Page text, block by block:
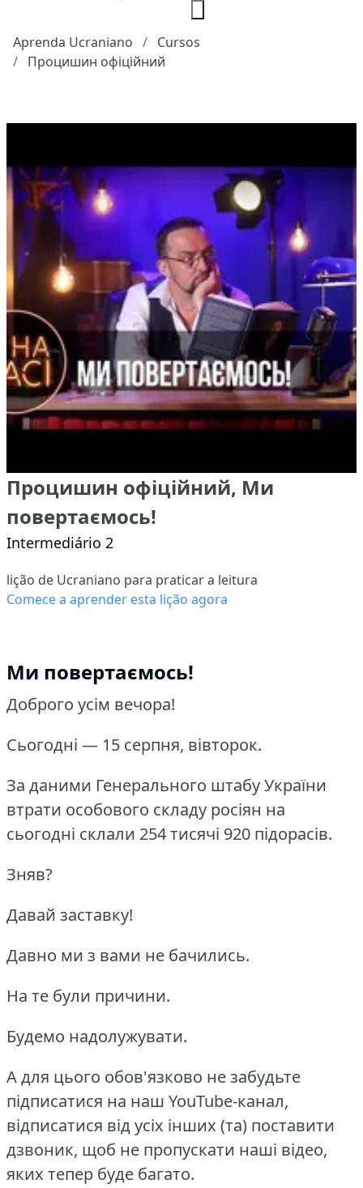
Aprenda Ucraniano
Cursos
Процишин офіційний
Процишин офіційний, Ми
повертаємось!
Intermediário 2
lição de Ucraniano para praticar a leitura
Comece a aprender esta lição agora
Ми повертаємось!
Доброго усім вечора!
Сьогодні — 15 серпня, вівторок.
За даними Генерального штабу України
втрати особового складу росіян на
сьогодні склали 254 тисячі 920 підорасів.
Зняв?
Давай заставку!
Давно ми з вами не бачились.
На те були причини.
Будемо надолужувати.
А для цього обов'язково не забудьте
підписатися на наш YouTube-канал,
відписатися від усіх інших (та) поставити
дзвоник, щоб не пропускати наші відео,
яких тепер буде багато.